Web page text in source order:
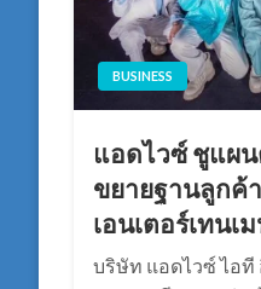
BUSINESS
แอดไวซ์ ชูแผน
ขยายฐานลูกค้
เอนเตอร์เทนเ
บริษัท แอดไวซ์ ไอ